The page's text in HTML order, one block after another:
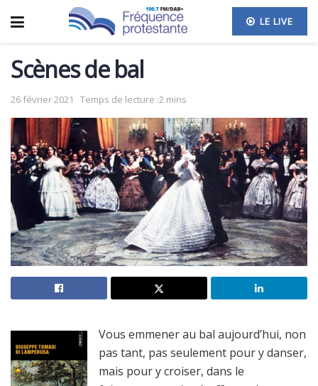
LE LIVE
Scènes de bal
26 février 2021 Temps de lecture :2 mins
Vous emmener au bal aujourd’hui, non
pas tant, pas seulement pour y danser,
mais pour y croiser, dans le